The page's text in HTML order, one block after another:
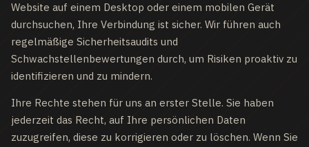
Website auf einem Desktop oder einem mobilen Gerät
durchsuchen, Ihre Verbindung ist sicher. Wir führen auch
regelmäßige Sicherheitsaudits und
Schwachstellenbewertungen durch, um Risiken proaktiv zu
identifizieren und zu mindern.
Ihre Rechte stehen für uns an erster Stelle. Sie haben
jederzeit das Recht, auf Ihre persönlichen Daten
zuzugreifen, diese zu korrigieren oder zu löschen. Wenn Sie